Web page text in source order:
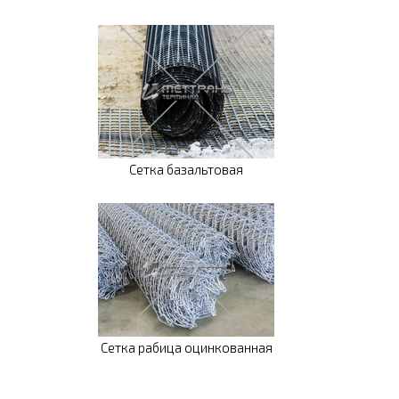
Сетка базальтовая
Сетка рабица оцинкованная